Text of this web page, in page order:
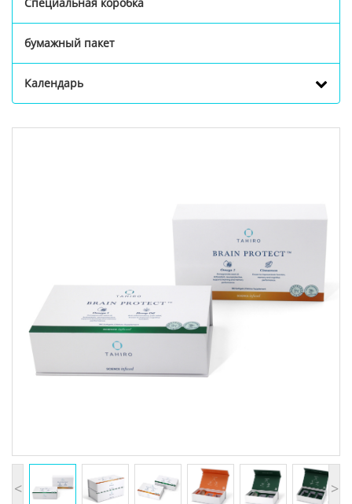
бумажный пакет
Календарь
< >